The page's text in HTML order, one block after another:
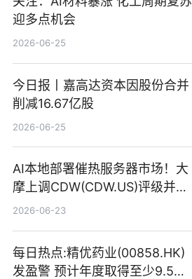
迎多点机会
2026-06-25
今日报丨嘉高达资本因股份合并
削减16.67亿股
2026-06-25
AI本地部署催热服务器市场！大
摩上调CDW(CDW.US)评级并看
高IBM(IBM.US)戴尔(DELL.US)
2026-06-23
每日热点:精优药业(00858.HK)
发盈警 预计年度取得至少9.5亿